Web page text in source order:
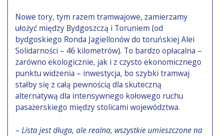
Nowe tory, tym razem tramwajowe, zamierzamy
ułożyć między Bydgoszczą i Toruniem (od
bydgoskiego Ronda Jagiellonów do toruńskiej Alei
Solidarności – 46 kilometrów). To bardzo opłacalna –
zarówno ekologicznie, jak i z czysto ekonomicznego
punktu widzenia – inwestycja, bo szybki tramwaj
stałby się z całą pewnością dla skuteczną
alternatywą dla intensywnego kołowego ruchu
pasażerskiego między stolicami województwa.
– Lista jest długa, ale realna, wszystkie umieszczone na